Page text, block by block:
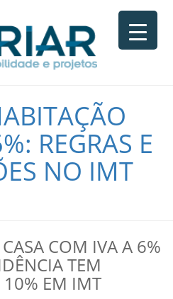
REGRAS E
NO IMT
COM IVA A 6%
TEM
10% EM IMT